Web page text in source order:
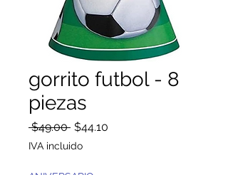
gorrito futbol - 8
piezas
$49.00 Precio
$44.10
IVA incluido